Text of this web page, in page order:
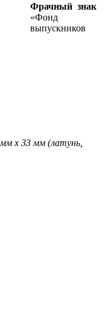
Фрачный знак
«Фонд
выпускников
х 33 мм (латунь,